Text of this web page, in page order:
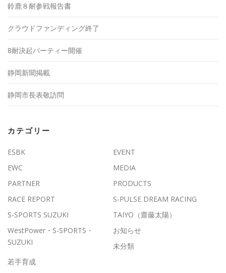
鈴鹿８耐参戦報告書
クラウドファンディング終了
8耐決起パーティー開催
静岡新聞掲載
静岡市長表敬訪問
カテゴリー
ESBK
EVENT
EWC
MEDIA
PARTNER
PRODUCTS
RACE REPORT
S-PULSE DREAM RACING
S-SPORTS SUZUKI
TAIYO（齋藤太陽）
WestPower・S-SPORTS・
SUZUKI
お知らせ
未分類
若手育成